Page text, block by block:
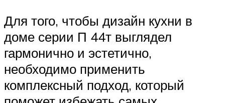
Для того, чтобы дизайн кухни в
доме серии П 44т выглядел
гармонично и эстетично,
необходимо применить
комплексный подход, который